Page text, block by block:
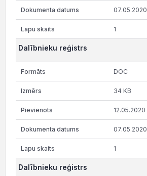
07.05.2020
1
Dalībnieku reģistrs
DOC
34 KB
12.05.2020
07.05.2020
1
Dalībnieku reģistrs